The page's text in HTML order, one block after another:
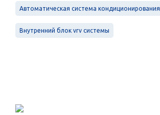
Автоматическая система кондиционирования
Внутренний блок vrv системы